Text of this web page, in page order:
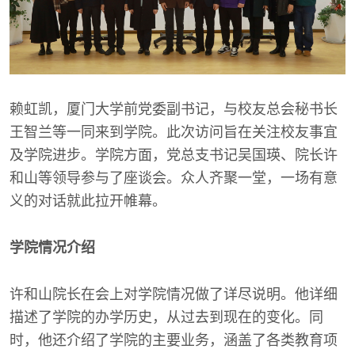
赖虹凯，厦门大学前党委副书记，与校友总会秘书长
王智兰等一同来到学院。此次访问旨在关注校友事宜
及学院进步。学院方面，党总支书记吴国瑛、院长许
和山等领导参与了座谈会。众人齐聚一堂，一场有意
义的对话就此拉开帷幕。
学院情况介绍
许和山院长在会上对学院情况做了详尽说明。他详细
描述了学院的办学历史，从过去到现在的变化。同
时，他还介绍了学院的主要业务，涵盖了各类教育项